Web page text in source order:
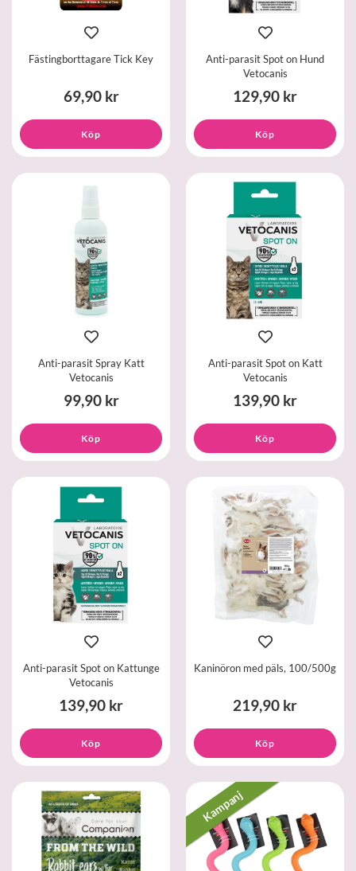
Fästingborttagare Tick Key
69,90 kr
Köp
Anti-parasit Spot on Hund
Vetocanis
129,90 kr
Köp
Anti-parasit Spray Katt
Vetocanis
99,90 kr
Köp
Anti-parasit Spot on Katt
Vetocanis
139,90 kr
Köp
Anti-parasit Spot on Kattunge
Vetocanis
139,90 kr
Köp
Kaninöron med päls, 100/500g
219,90 kr
Köp
Kampanj